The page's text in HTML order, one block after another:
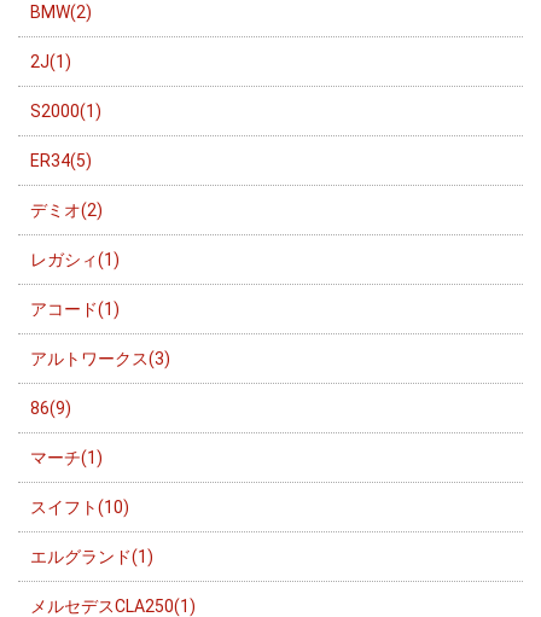
BMW(2)
2J(1)
S2000(1)
ER34(5)
デミオ(2)
レガシィ(1)
アコード(1)
アルトワークス(3)
86(9)
マーチ(1)
スイフト(10)
エルグランド(1)
メルセデスCLA250(1)